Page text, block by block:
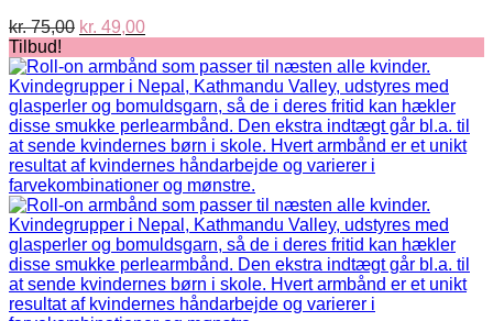
kr.75,00 Den
pris
var:
kr. 75,00.
kr. 49,00Den
pris
er:
kr. 49,00.
Tilbud!